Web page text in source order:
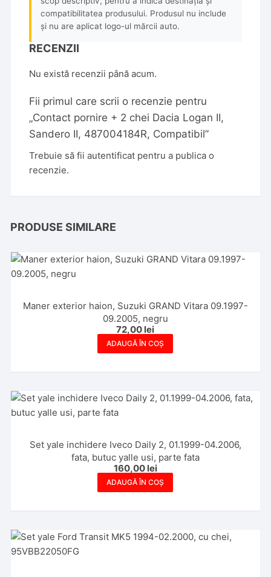
compatibilitatea produsului. Produsul nu include
și nu are aplicat logo-ul mărcii auto.
RECENZII
Nu există recenzii până acum.
Fii primul care scrii o recenzie pentru
„Contact pornire + 2 chei Dacia Logan II,
Sandero II, 487004184R, Compatibil”
Trebuie să fiiautentificat pentru a publica o
recenzie.
PRODUSE SIMILARE
Maner exterior haion, Suzuki GRAND Vitara 09.1997-
09.2005, negru
72,00 lei
ADAUGĂ ÎN COȘ
Set yale inchidere Iveco Daily 2, 01.1999-04.2006,
fata, butuc yalle usi, parte fata
160,00 lei
ADAUGĂ ÎN COȘ